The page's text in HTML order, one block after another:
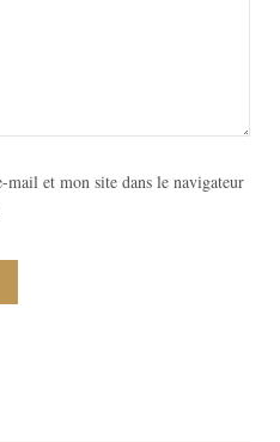
et mon site dans le navigateur